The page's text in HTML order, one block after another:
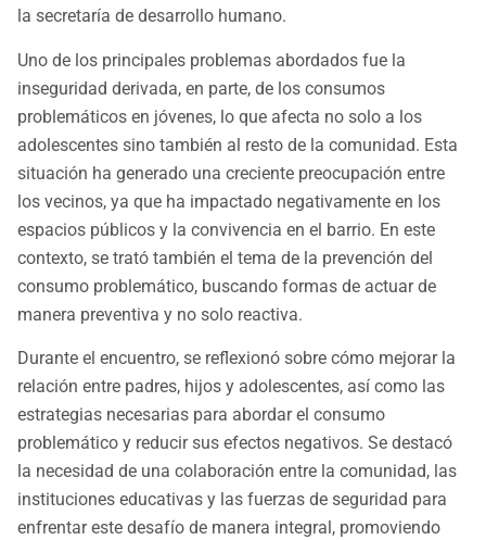
la secretaría de desarrollo humano.
Uno de los principales problemas abordados fue la
inseguridad derivada, en parte, de los consumos
problemáticos en jóvenes, lo que afecta no solo a los
adolescentes sino también al resto de la comunidad. Esta
situación ha generado una creciente preocupación entre
los vecinos, ya que ha impactado negativamente en los
espacios públicos y la convivencia en el barrio. En este
contexto, se trató también el tema de la prevención del
consumo problemático, buscando formas de actuar de
manera preventiva y no solo reactiva.
Durante el encuentro, se reflexionó sobre cómo mejorar la
relación entre padres, hijos y adolescentes, así como las
estrategias necesarias para abordar el consumo
problemático y reducir sus efectos negativos. Se destacó
la necesidad de una colaboración entre la comunidad, las
instituciones educativas y las fuerzas de seguridad para
enfrentar este desafío de manera integral, promoviendo